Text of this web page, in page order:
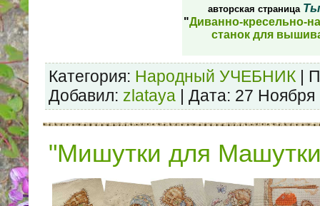
авторская страница
"Диванно-кресельно-
станок для
Категория: Народный УЧЕБНИК |
Добавил: zlataya | Дата: 27 Ноября
"Мишутки для